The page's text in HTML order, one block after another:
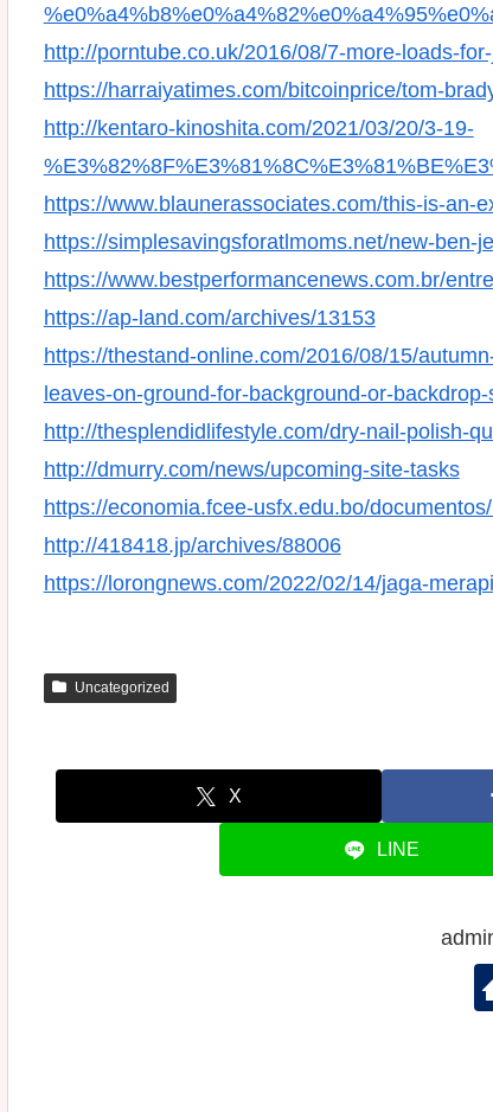
http://porntube.co.uk/2016/08/7-more-loads-
https://harraiyatimes.com/bitcoinprice/tom-
http://kentaro-kinoshita.com/2021/03/20/3-19-
https://www.blaunerassociates.com/this-is-an-
https://simplesavingsforatlmoms.net/new-ben-
https://www.bestperformancenews.com.br/
https://ap-land.com/archives/13153
https://thestand-online.com/2016/08/15/
leaves-on-ground-for-background-or-
http://thesplendidlifestyle.com/dry-nail-polish-
http://dmurry.com/news/upcoming-site-tasks
https://economia.fcee-usfx.edu.bo/
http://418418.jp/archives/88006
https://lorongnews.com/2022/02/14/jaga-
Uncategorized
X
LINE